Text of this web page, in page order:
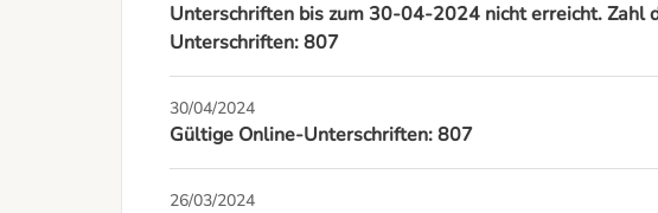
Unterschriften bis zum 30-04-2024 nicht erreicht. Zahl
Unterschriften: 807
30/04/2024
Gültige Online-Unterschriften: 807
26/03/2024